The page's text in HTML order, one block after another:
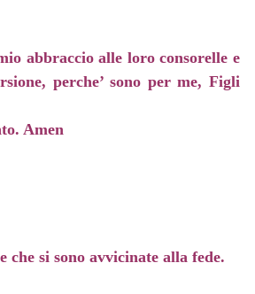
abbraccio alle loro consorelle e
perche’ sono per me, Figli
Amen
si sono avvicinate alla fede.